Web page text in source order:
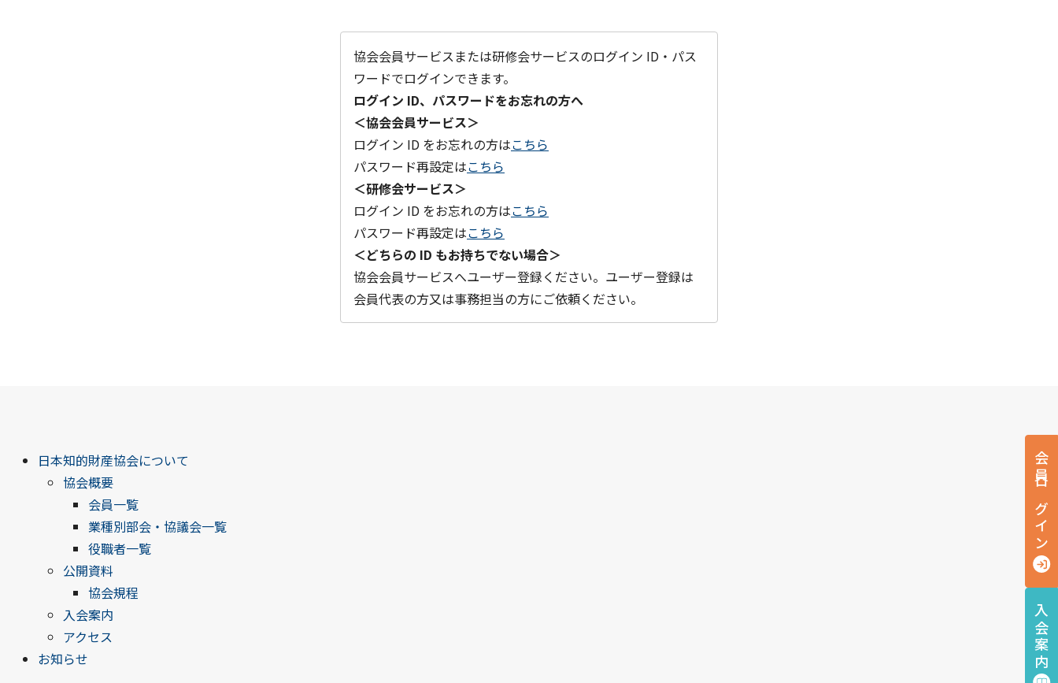
協会会員サービスまたは研修会サービスのログイン ID・パス
ワードでログインできます。
ログイン ID、パスワードをお忘れの方へ
＜協会会員サービス＞
ログイン ID をお忘れの方はこちら
パスワード再設定はこちら
＜研修会サービス＞
ログイン ID をお忘れの方はこちら
パスワード再設定はこちら
＜どちらの ID もお持ちでない場合＞
協会会員サービスへユーザー登録ください。ユーザー登録は
会員代表の方又は事務担当の方にご依頼ください。
会員ログイン
入会案内
日本知的財産協会について
協会概要
会員一覧
業種別部会・協議会一覧
役職者一覧
公開資料
協会規程
入会案内
アクセス
お知らせ